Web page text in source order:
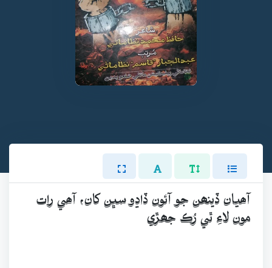
آھيان ڏينھن جو آئون ڏاڍو سڀن کان، آھي رات
مون لاءِ ٿي رُڪ جھڙي